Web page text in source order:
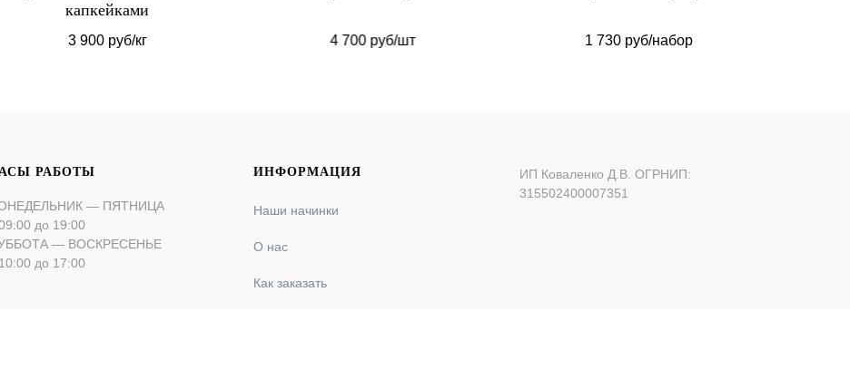
капкейками
3 900 руб/кг 4 700 руб/шт 1 730 руб/набор
РАБОТЫ
— ПЯТНИЦА
до 19:00
— ВОСКРЕСЕНЬЕ
до 17:00
ИНФОРМАЦИЯ
Наши начинки
О нас
Как заказать
ИП Коваленко Д.В. ОГРНИП:
315502400007351